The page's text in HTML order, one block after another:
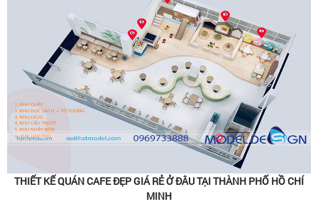
THIẾT KẾ QUÁN CAFE ĐẸP GIÁ RẺ Ở ĐÂU TẠI THÀNH PHỐ HỒ CHÍ
MINH